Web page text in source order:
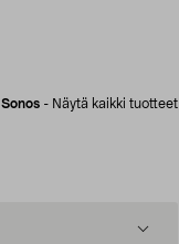
Sonos - Näytä kaikki tuotteet